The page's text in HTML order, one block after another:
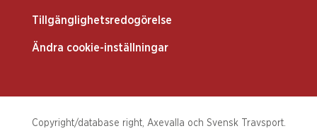
Tillgänglighetsredogörelse
Ändra cookie-inställningar
Copyright/database right, Axevalla och Svensk Travsport.